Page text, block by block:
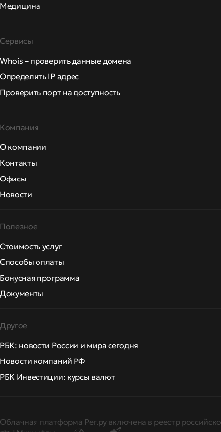
Медицина
Сервисы
Whois – проверить данные домена
Определить IP адрес
Проверить порт на доступность
Компания
О компании
Контакты
Офисы
Новости
Полезное
Стоимость услуг
Способы оплаты
Бонусная программа
Документы
Другое
РБК: новости России и мира сегодня
Новости компаний РФ
РБК Инвестиции: курсы валют
Облачная платформа Рег.ру включена в реестр